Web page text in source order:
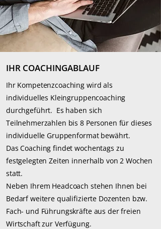
IHR COACHINGABLAUF
Ihr Kompetenzcoaching wird als
individuelles Kleingruppencoaching
durchgeführt. Es haben sich
Teilnehmerzahlen bis 8 Personen für dieses
individuelle Gruppenformat bewährt.
Das Coaching findet wochentags zu
festgelegten Zeiten innerhalb von 2 Wochen
statt.
Neben Ihrem Headcoach stehen Ihnen bei
Bedarf weitere qualifizierte Dozenten bzw.
Fach- und Führungskräfte aus der freien
Wirtschaft zur Verfügung.